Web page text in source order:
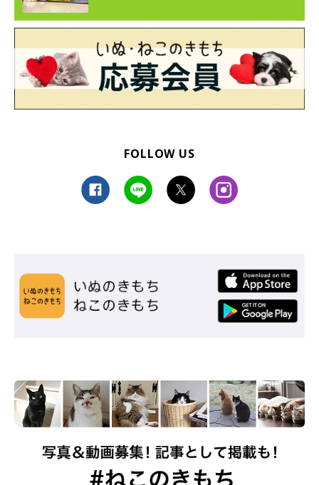
FOLLOW US